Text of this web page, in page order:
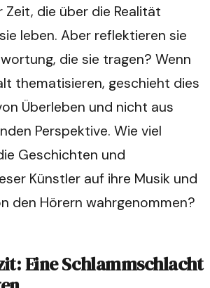
Zeit, die über die Realität
leben. Aber reflektieren sie
die sie tragen? Wenn
thematisieren, geschieht dies
Überleben und nicht aus
Perspektive. Wie viel
Geschichten und
Künstler auf ihre Musik und
den Hörern wahrgenommen?
Eine Schlammschlacht